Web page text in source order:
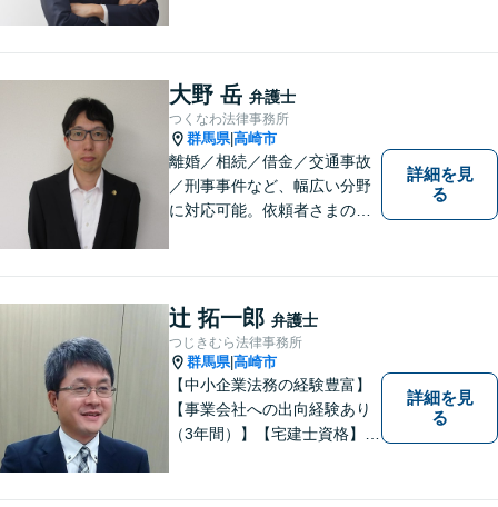
しております。お気軽にお問
い合わせください。
大野 岳 弁護士
つくなわ法律事務所
群馬県|高崎市
離婚／相続／借金／交通事故
／刑事事件など、幅広い分野
に対応可能。依頼者さまの状
案してまいります。お気軽に
ご相談ください。【完全個
室】【専用駐車場あり】
詳細を見
る
辻 拓一郎 弁護士
つじきむら法律事務所
群馬県|高崎市
【中小企業法務の経験豊富】
【事業会社への出向経験あり
（3年間）】【宅建士資格】信
詳細を見
る